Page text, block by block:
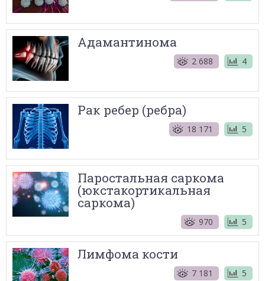
Адамантинома
2 688 4
Рак ребер (ребра)
18 171 5
Паростальная саркома
(юкстакортикальная
саркома)
970 5
Лимфома кости
7 181 5